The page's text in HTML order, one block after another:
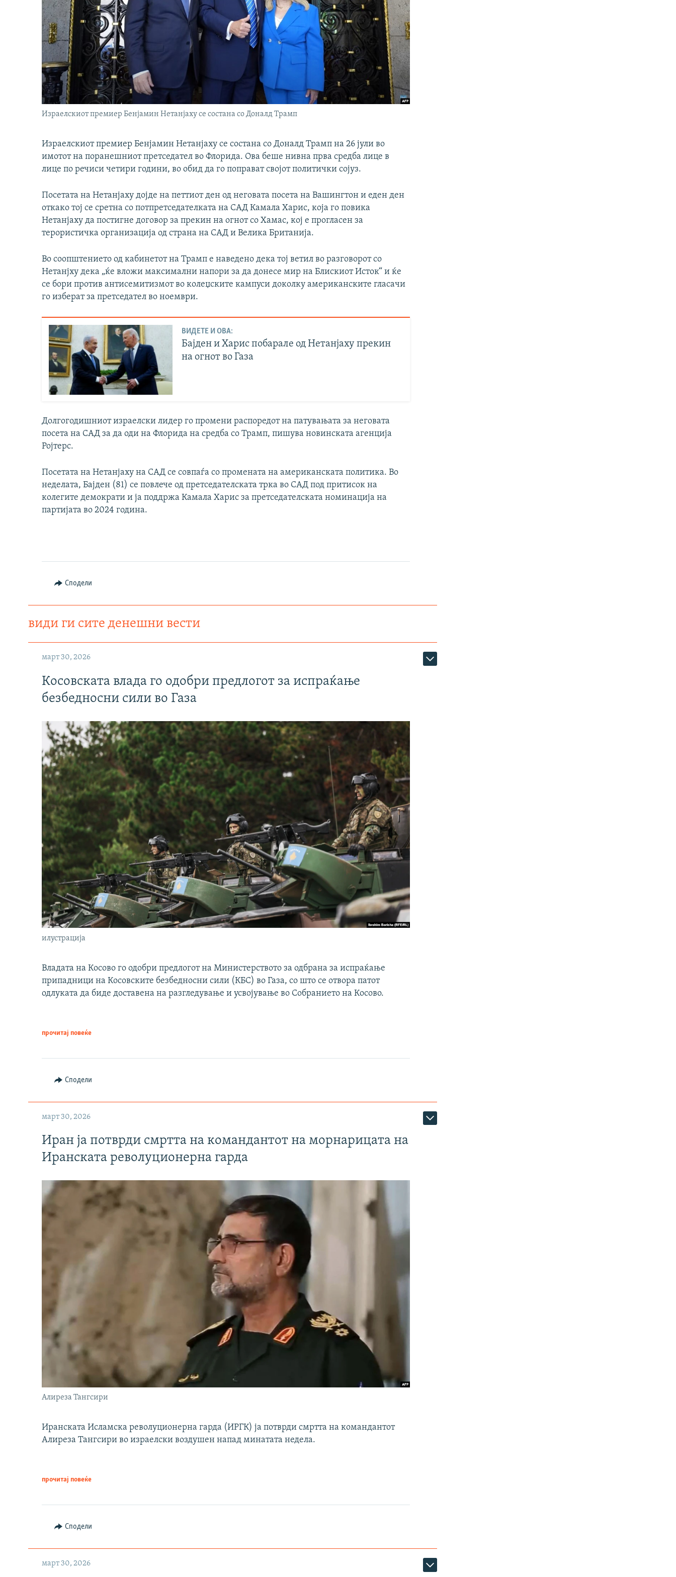
Израелскиот премиер Бенјамин Нетанјаху се состана со Доналд Трамп
Израелскиот премиер Бенјамин Нетанјаху се состана со Доналд Трамп на 26 јули во
имотот на поранешниот претседател во Флорида. Ова беше нивна прва средба лице в
лице по речиси четири години, во обид да го поправат својот политички сојуз.
Посетата на Нетанјаху дојде на петтиот ден од неговата посета на Вашингтон и еден ден
откако тој се сретна со потпретседателката на САД Камала Харис, која го повика
Нетанјаху да постигне договор за прекин на огнот со Хамас, кој е прогласен за
терористичка организација од страна на САД и Велика Британија.
Во соопштението од кабинетот на Трамп е наведено дека тој ветил во разговорот со
Нетанјху дека „ќе вложи максимални напори за да донесе мир на Блискиот Исток“ и ќе
се бори против антисемитизмот во колеџските кампуси доколку американските гласачи
го изберат за претседател во ноември.
ВИДЕТЕ И ОВА:
Бајден и Харис побарале од Нетанјаху прекин
на огнот во Газа
Долгогодишниот израелски лидер го промени распоредот на патувањата за неговата
посета на САД за да оди на Флорида на средба со Трамп, пишува новинската агенција
Ројтерс.
Посетата на Нетанјаху на САД се совпаѓа со промената на американската политика. Во
неделата, Бајден (81) се повлече од претседателската трка во САД под притисок на
колегите демократи и ја поддржа Камала Харис за претседателската номинација на
партијата во 2024 година.
Сподели
види ги сите денешни вести
март 30, 2026
Косовската влада го одобри предлогот за испраќање
безбедносни сили во Газа
илустрација
Владата на Косово го одобри предлогот на Министерството за одбрана за испраќање
припадници на Косовските безбедносни сили (КБС) во Газа, со што се отвора патот
одлуката да биде доставена на разгледување и усвојување во Собранието на Косово.
прочитај повеќе
Сподели
март 30, 2026
Иран ја потврди смртта на командантот на морнарицата на
Иранската револуционерна гарда
Алиреза Тангсири
Иранската Исламска револуционерна гарда (ИРГК) ја потврди смртта на командантот
Алиреза Тангсири во израелски воздушен напад минатата недела.
прочитај повеќе
Сподели
март 30, 2026